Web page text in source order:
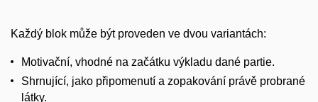
Každý blok může být proveden ve dvou variantách:
Motivační, vhodné na začátku výkladu dané partie.
Shrnující, jako připomenutí a zopakování právě probrané
látky.